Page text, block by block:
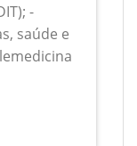
-
saúde e